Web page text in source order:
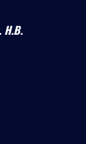
Н.В.